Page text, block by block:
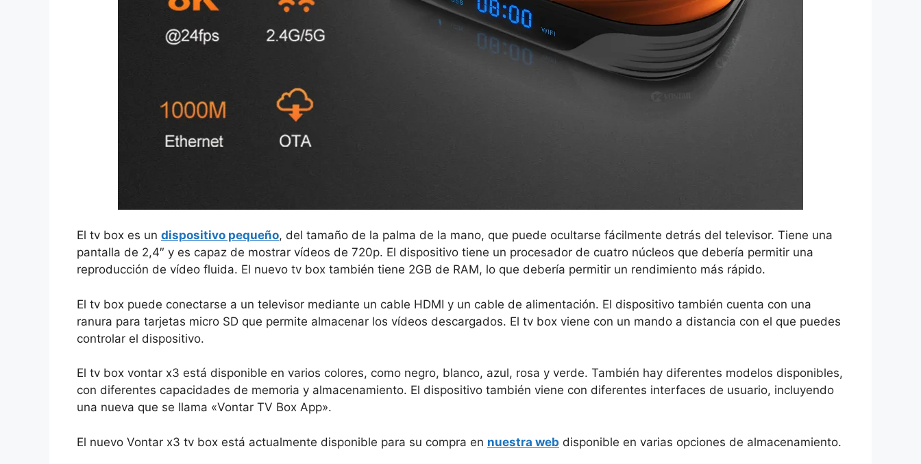
El tv box es un dispositivo pequeño, del tamaño de la palma de la mano, que puede ocultarse fácilmente detrás del televisor. Tiene una
pantalla de 2,4″ y es capaz de mostrar vídeos de 720p. El dispositivo tiene un procesador de cuatro núcleos que debería permitir una
reproducción de vídeo fluida. El nuevo tv box también tiene 2GB de RAM, lo que debería permitir un rendimiento más rápido.
El tv box puede conectarse a un televisor mediante un cable HDMI y un cable de alimentación. El dispositivo también cuenta con una
ranura para tarjetas micro SD que permite almacenar los vídeos descargados. El tv box viene con un mando a distancia con el que puedes
controlar el dispositivo.
El tv box vontar x3 está disponible en varios colores, como negro, blanco, azul, rosa y verde. También hay diferentes modelos disponibles,
con diferentes capacidades de memoria y almacenamiento. El dispositivo también viene con diferentes interfaces de usuario, incluyendo
una nueva que se llama «Vontar TV Box App».
El nuevo Vontar x3 tv box está actualmente disponible para su compra en nuestra web disponible en varias opciones de almacenamiento.